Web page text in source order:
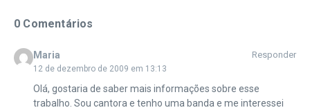
0 Comentários
Maria
12 de dezembro de 2009 em 13:13
Responder
Olá, gostaria de saber mais informações sobre esse
trabalho. Sou cantora e tenho uma banda e me interessei